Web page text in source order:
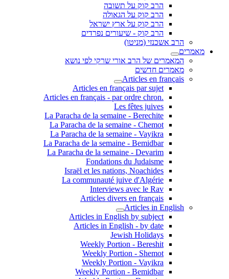
הרב קוק על תשובה
הרב קוק על הגאולה
הרב קוק על ארץ ישראל
הרב קוק - שיעורים נפרדים
הרב אשכנזי (מניטו)
מאמרים
המאמרים של הרב אורי שרקי לפי נושא
מאמרים חדשים
Articles en français
Articles en français par sujet
.Articles en français - par ordre chron
Les fêtes juives
La Paracha de la semaine - Berechite
La Paracha de la semaine - Chemot
La Paracha de la semaine - Vayikra
La Paracha de la semaine - Bemidbar
La Paracha de la semaine - Devarim
Fondations du Judaisme
Israël et les nations, Noachides
La communauté juive d'Algérie
Interviews avec le Rav
Articles divers en français
Articles in English
Articles in English by subject
Articles in English - by date
Jewish Holidays
Weekly Portion - Bereshit
Weekly Portion - Shemot
Weekly Portion - Vayikra
Weekly Portion - Bemidbar